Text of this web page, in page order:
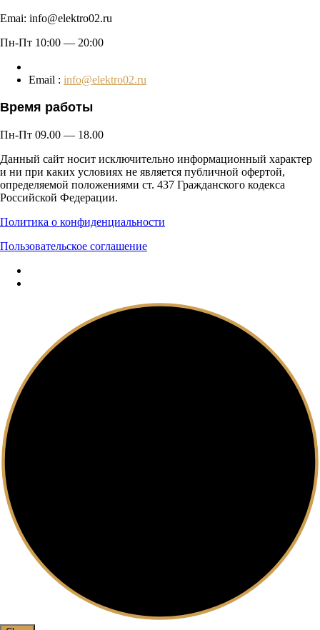
Emai: info@elektro02.ru
Пн-Пт 10:00 — 20:00
Email : info@elektro02.ru
Время работы
Пн-Пт 09.00 — 18.00
Данный сайт носит исключительно информационный характер
и ни при каких условиях не является публичной офертой,
определяемой положениями ст. 437 Гражданского кодекса
Российской Федерации.
Политика о конфиденциальности
Пользовательское соглашение